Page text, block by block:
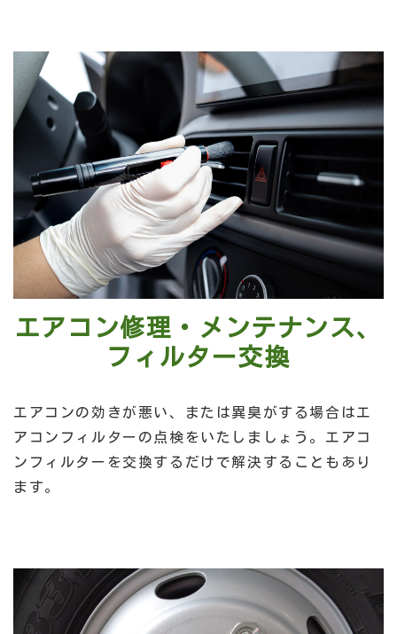
エアコン修理・メンテナンス、
フィルター交換
エアコンの効きが悪い、または異臭がする場合はエ
アコンフィルターの点検をいたしましょう。エアコ
ンフィルターを交換するだけで解決することもあり
ます。